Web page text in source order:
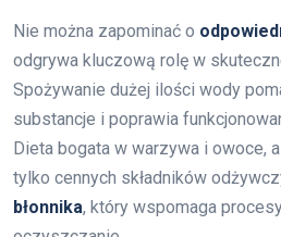
Nie można zapominać o
odgrywa kluczową rolę w
Spożywanie dużej ilości wody
substancje i poprawia
Dieta bogata w warzywa i owoce,
tylko cennych składników
błonnika, który wspomaga